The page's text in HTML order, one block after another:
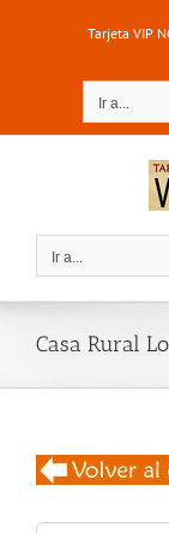
Tarjeta VIP
Ir a...
Ir a...
Casa Rural